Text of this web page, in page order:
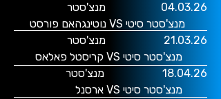
04.03.26
מנצ'סטר
מנצ'סטר סיטי VS נוטינגהאם פורסט
21.03.26
מנצ'סטר
מנצ'סטר סיטי VS קריסטל פאלאס
18.04.26
מנצ'סטר
מנצ'סטר סיטי VS ארסנל